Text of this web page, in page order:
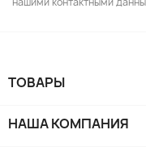
ТОВАРЫ
НАША КОМПАНИЯ